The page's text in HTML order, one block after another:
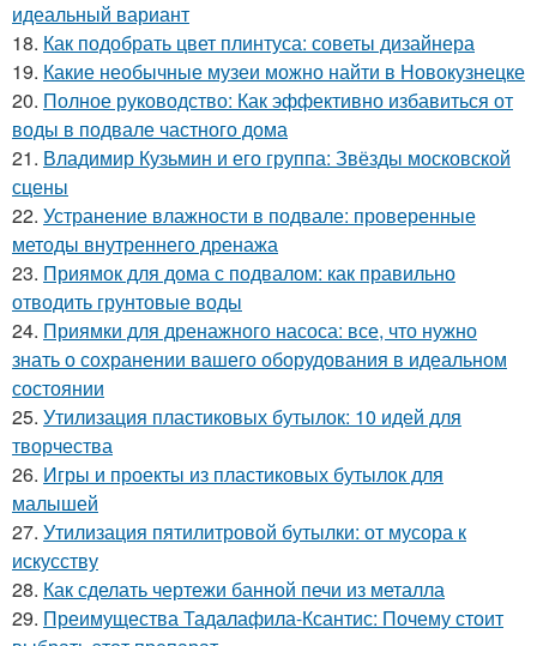
идеальный вариант
18. Как подобрать цвет плинтуса: советы дизайнера
19. Какие необычные музеи можно найти в Новокузнецке
20. Полное руководство: Как эффективно избавиться от
воды в подвале частного дома
21. Владимир Кузьмин и его группа: Звёзды московской
сцены
22. Устранение влажности в подвале: проверенные
методы внутреннего дренажа
23. Приямок для дома с подвалом: как правильно
отводить грунтовые воды
24. Приямки для дренажного насоса: все, что нужно
знать о сохранении вашего оборудования в идеальном
состоянии
25. Утилизация пластиковых бутылок: 10 идей для
творчества
26. Игры и проекты из пластиковых бутылок для
малышей
27. Утилизация пятилитровой бутылки: от мусора к
искусству
28. Как сделать чертежи банной печи из металла
29. Преимущества Тадалафила-Ксантис: Почему стоит